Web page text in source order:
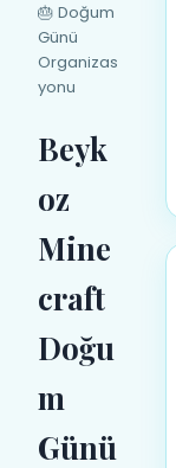
🎂 Doğum
Günü
Organizas
yonu
Beyk
oz
Mine
craft
Doğu
m
Günü